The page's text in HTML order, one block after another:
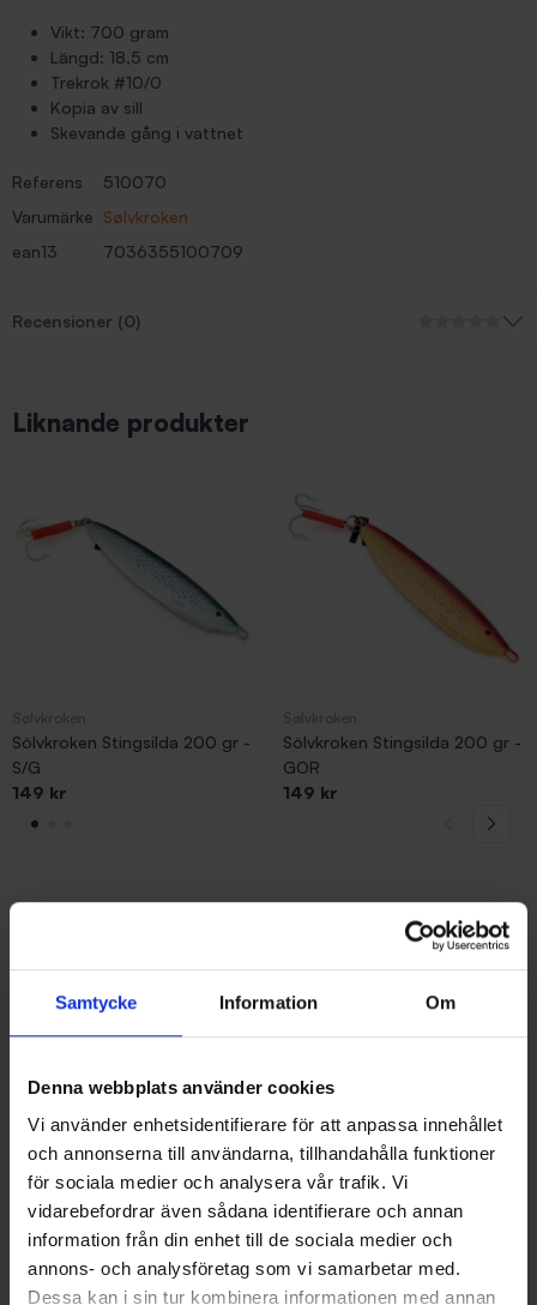
Samtycke Information Om
Denna webbplats använder cookies
Vi använder enhetsidentifierare för att anpassa innehållet
och annonserna till användarna, tillhandahålla funktioner
för sociala medier och analysera vår trafik. Vi
vidarebefordrar även sådana identifierare och annan
information från din enhet till de sociala medier och
annons- och analysföretag som vi samarbetar med.
Dessa kan i sin tur kombinera informationen med annan
Vikt: 700 gram
Längd: 18,5 cm
Trekrok #10/0
Kopia av sill
Skevande gång i vattnet
Referens
510070
Varumärke Sølvkroken
ean13
7036355100709
Recensioner (0)
Liknande produkter
Sölvkroken Stingsilda 200 gr -
S/G
149 kr
Sölvkroken Stingsilda 200 gr -
GOR
149 kr
Sølvkroken
Sölvkroken Stingsilda 400 gr -
Silver
Stoxdal
Bohuspilken rostfri 400 gr
139 kr